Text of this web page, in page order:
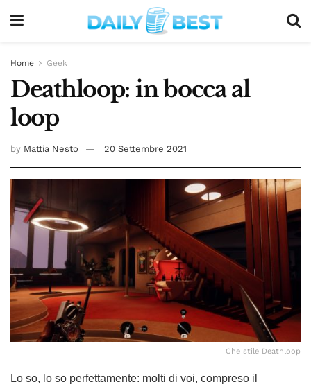
Home Geek
Deathloop: in bocca al
loop
by Mattia Nesto 20 Settembre 2021
Che stile Deathloop
Lo so, lo so perfettamente: molti di voi, compreso il